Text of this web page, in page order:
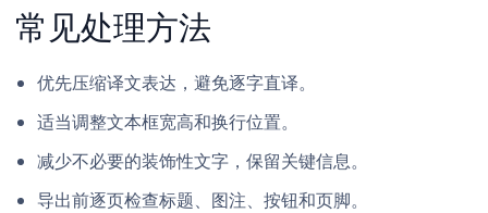
常见处理方法
优先压缩译文表达，避免逐字直译。
适当调整文本框宽高和换行位置。
减少不必要的装饰性文字，保留关键信息。
导出前逐页检查标题、图注、按钮和页脚。